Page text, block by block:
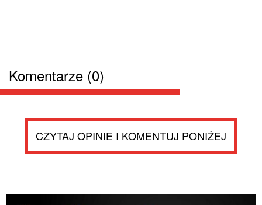
Komentarze (0)
CZYTAJ OPINIE I KOMENTUJ PONIŻEJ